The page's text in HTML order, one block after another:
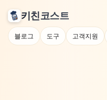
키친코스트
블로그 도구 고객지원